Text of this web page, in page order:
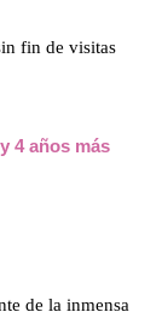
fin de visitas
4 años más
de la inmensa